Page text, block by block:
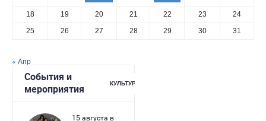
18
19 20 21 22 23
24
25
26 27 28 29 30 31
« Апр